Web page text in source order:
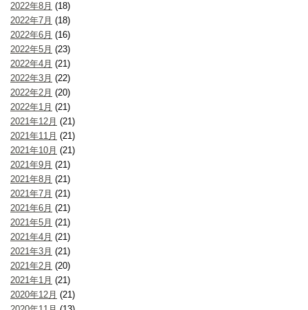
2022年8月 (18)
2022年7月 (18)
2022年6月 (16)
2022年5月 (23)
2022年4月 (21)
2022年3月 (22)
2022年2月 (20)
2022年1月 (21)
2021年12月 (21)
2021年11月 (21)
2021年10月 (21)
2021年9月 (21)
2021年8月 (21)
2021年7月 (21)
2021年6月 (21)
2021年5月 (21)
2021年4月 (21)
2021年3月 (21)
2021年2月 (20)
2021年1月 (21)
2020年12月 (21)